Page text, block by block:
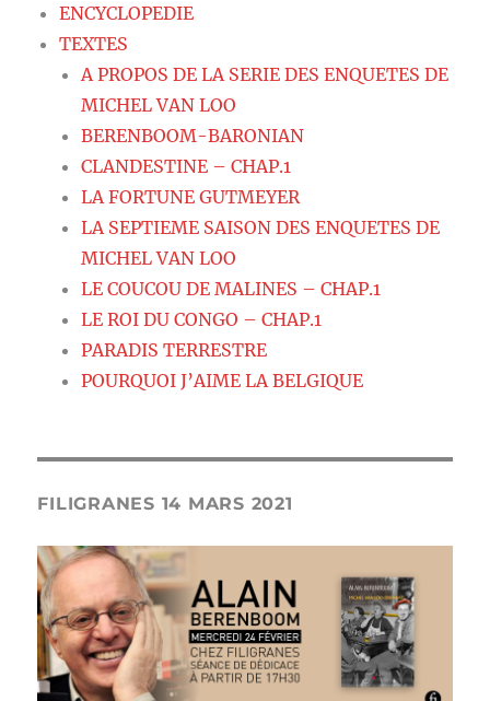
ENCYCLOPEDIE
TEXTES
A PROPOS DE LA SERIE DES ENQUETES DE
MICHEL VAN LOO
BERENBOOM-BARONIAN
CLANDESTINE – CHAP.1
LA FORTUNE GUTMEYER
LA SEPTIEME SAISON DES ENQUETES DE
MICHEL VAN LOO
LE COUCOU DE MALINES – CHAP.1
LE ROI DU CONGO – CHAP.1
PARADIS TERRESTRE
POURQUOI J’AIME LA BELGIQUE
FILIGRANES 14 MARS 2021